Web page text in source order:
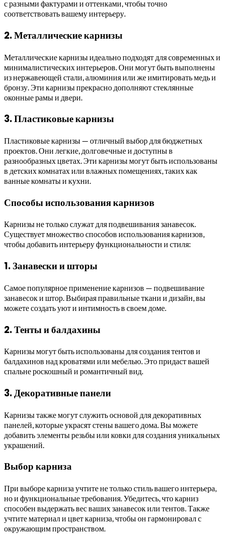
с разными фактурами и оттенками, чтобы точно
соответствовать вашему интерьеру.
2. Металлические карнизы
Металлические карнизы идеально подходят для современных и
минималистических интерьеров. Они могут быть выполнены
из нержавеющей стали, алюминия или же имитировать медь и
бронзу. Эти карнизы прекрасно дополняют стеклянные
оконные рамы и двери.
3. Пластиковые карнизы
Пластиковые карнизы — отличный выбор для бюджетных
проектов. Они легкие, долговечные и доступны в
разнообразных цветах. Эти карнизы могут быть использованы
в детских комнатах или влажных помещениях, таких как
ванные комнаты и кухни.
Способы использования карнизов
Карнизы не только служат для подвешивания занавесок.
Существует множество способов использования карнизов,
чтобы добавить интерьеру функциональности и стиля:
1. Занавески и шторы
Самое популярное применение карнизов — подвешивание
занавесок и штор. Выбирая правильные ткани и дизайн, вы
можете создать уют и интимность в своем доме.
2. Тенты и балдахины
Карнизы могут быть использованы для создания тентов и
балдахинов над кроватями или мебелью. Это придаст вашей
спальне роскошный и романтичный вид.
3. Декоративные панели
Карнизы также могут служить основой для декоративных
панелей, которые украсят стены вашего дома. Вы можете
добавить элементы резьбы или ковки для создания уникальных
украшений.
Выбор карниза
При выборе карниза учтите не только стиль вашего интерьера,
но и функциональные требования. Убедитесь, что карниз
способен выдержать вес ваших занавесок или тентов. Также
учтите материал и цвет карниза, чтобы он гармонировал с
окружающим пространством.